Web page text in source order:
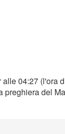
04:27 (l'ora
del